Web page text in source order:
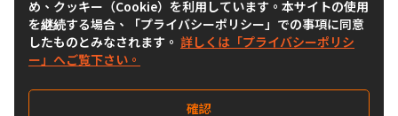
め、クッキー（Cookie）を利用しています。本サイトの使用
を継続する場合、「プライバシーポリシー」での事項に同意
したものとみなされます。 詳しくは「プライバシーポリシ
ー」へご覧下さい。
確認